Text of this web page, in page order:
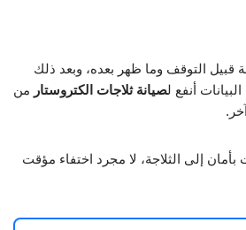
قبيل التوقف وما ظهر بعده، وبعد ذلك
أنفع لصيانة ثلاجات الكتروستار من
إلى الثلاجة، لا مجرد اختفاء مؤقت